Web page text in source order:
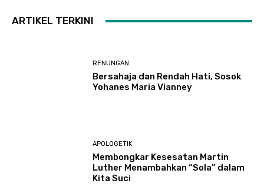
ARTIKEL TERKINI
RENUNGAN
Bersahaja dan Rendah Hati, Sosok
Yohanes Maria Vianney
APOLOGETIK
Membongkar Kesesatan Martin
Luther Menambahkan “Sola” dalam
Kita Suci